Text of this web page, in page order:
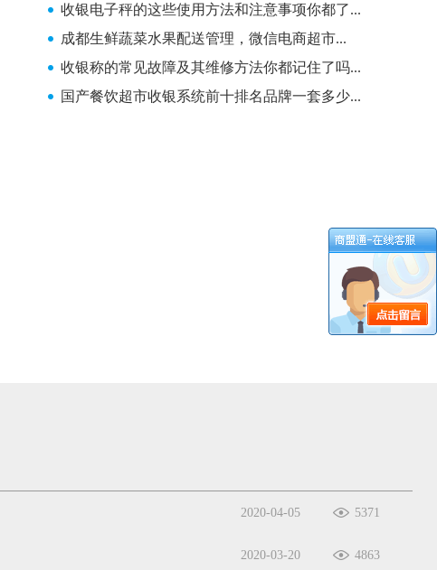
收银电子秤的这些使用方法和注意事项你都了...
成都生鲜蔬菜水果配送管理，微信电商超市...
收银称的常见故障及其维修方法你都记住了吗...
国产餐饮超市收银系统前十排名品牌一套多少...
2020-04-05 5371
2020-03-20 4863